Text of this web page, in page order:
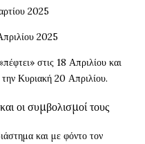
2025
2025
στις 18 Απριλίου και
Κυριακή 20 Απριλίου.
οι συμβολισμοί τους
και με φόντο τον